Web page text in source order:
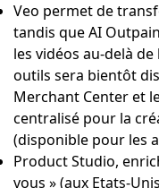
Veo permet de
tandis que AI
les vidéos au-delà de
outils sera bientôt
Merchant Center et
centralisé pour la
(disponible pour les
Product Studio,
vous » (aux Etats-